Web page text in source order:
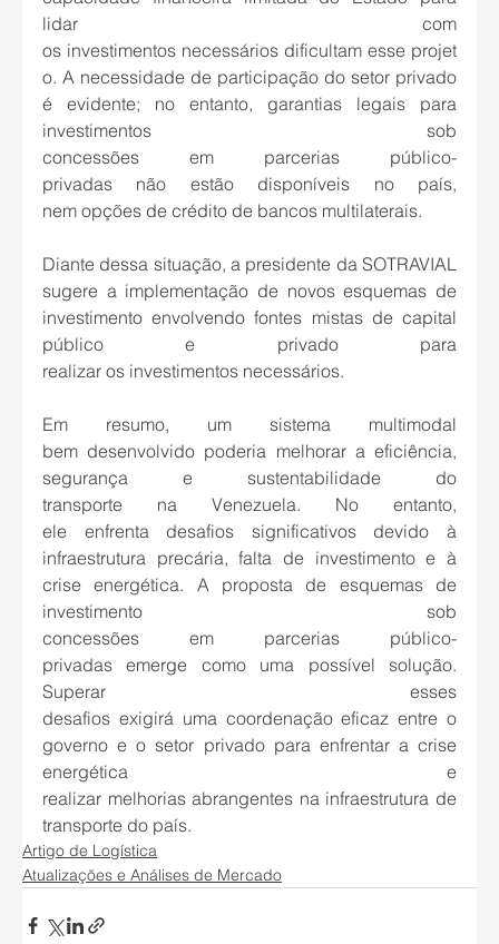
lidar com
os investimentos necessários dificultam esse projet
o. A necessidade de participação do setor privado
é evidente; no entanto, garantias legais para
investimentos sob
concessões em parcerias público-
privadas não estão disponíveis no país,
nem opções de crédito de bancos multilaterais.
Diante dessa situação, a presidente da SOTRAVIAL
sugere a implementação de novos esquemas de
investimento envolvendo fontes mistas de capital
público e privado para
realizar os investimentos necessários.
Em resumo, um sistema multimodal
bem desenvolvido poderia melhorar a eficiência,
segurança e sustentabilidade do
transporte na Venezuela. No entanto,
ele enfrenta desafios significativos devido à
infraestrutura precária, falta de investimento e à
crise energética. A proposta de esquemas de
investimento sob
concessões em parcerias público-
privadas emerge como uma possível solução.
Superar esses
desafios exigirá uma coordenação eficaz entre o
governo e o setor privado para enfrentar a crise
energética e
realizar melhorias abrangentes na infraestrutura de
transporte do país.
Artigo de Logística
Atualizações e Análises de Mercado